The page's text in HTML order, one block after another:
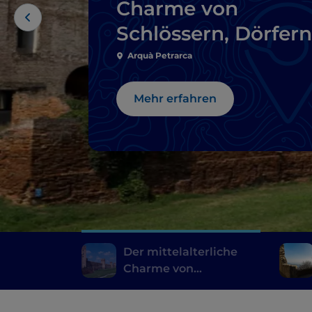
Charme von
Schlössern, Dörfern
und mit
Stadtmauern
umgebenen Städten
Hügeln
Arquà Petrarca
Mehr erfahren
Der mittelalterliche
Charme von